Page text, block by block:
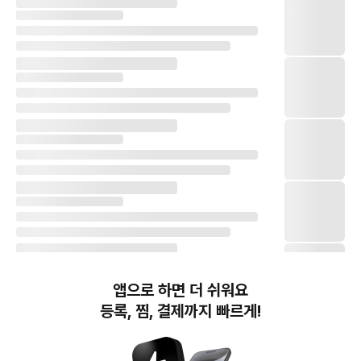
앱으로 하면 더 쉬워요
등록, 찜, 결제까지 빠르게!